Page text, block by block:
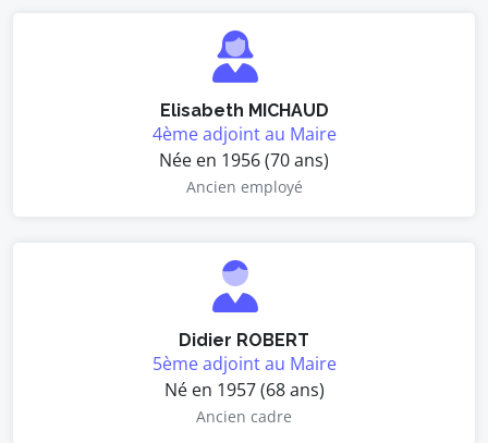
Elisabeth MICHAUD
4ème adjoint au Maire
Née en 1956 (70 ans)
Ancien employé
Didier ROBERT
5ème adjoint au Maire
Né en 1957 (68 ans)
Ancien cadre